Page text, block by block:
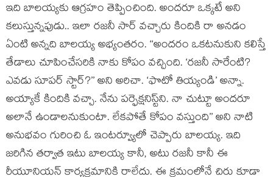
ఇది బాలయ్యకు ఆగ్రహం తెప్పించింది. అందరూ ఒక్కటే అని
కలుస్తున్నపుడు.. ఇలా రజనీ సార్ వచ్చారు కిందికి రా అనడం
ఏంటి అన్నది బాలయ్య అభ్యంతరం. ‘‘అందరం ఒకటనుకుని కలిస్తే
తేడాలు చూపించేసరికి నాకు కోపం వచ్చింది. ‘రజనీ సారేంటి?
ఎవడు సూపర్ స్టార్?’’ అని అరిచా. ‘ఫొటో తియ్యండి’ అన్నా.
అయ్యాకే కిందికి వచ్చా. నేను పర్ఫెక్షనిస్ట్‌ని. నా చుట్టూ అందరూ
అలానే ఉండాలనుకుంటా. లేకపోతే కోపం వస్తుంది’’ అని నాటి
అనుభవం గురించి ఓ ఇంటర్వ్యూలో చెప్పారు బాలయ్య. ఇది
జరిగిన తర్వాత ఇటు బాలయ్య కానీ, అటు రజనీ కానీ ఈ
రీయూనియన్ కార్యక్రమానికి రాలేదు. ఈ క్రమంలోనే చిరు కూడా